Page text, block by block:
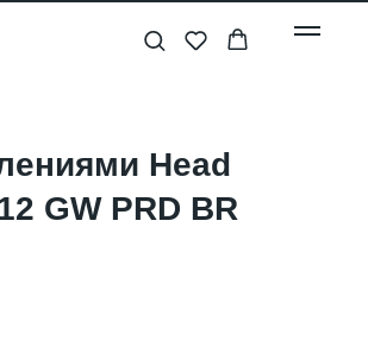
Head
GW PRD BR